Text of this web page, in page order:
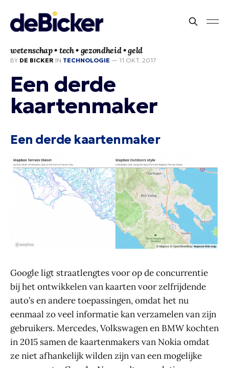
wetenschap • tech • gezondheid • geld
BY DE BICKER IN TECHNOLOGIE — 11 OKT. 2017
Een derde
kaartenmaker
Een derde kaartenmaker
Google ligt straatlengtes voor op de concurrentie
bij het ontwikkelen van kaarten voor zelfrijdende
auto’s en andere toepassingen, omdat het nu
eenmaal zo veel informatie kan verzamelen van zijn
gebruikers. Mercedes, Volkswagen en BMW kochten
in 2015 samen de kaartenmakers van Nokia omdat
ze niet afhankelijk wilden zijn van een mogelijke